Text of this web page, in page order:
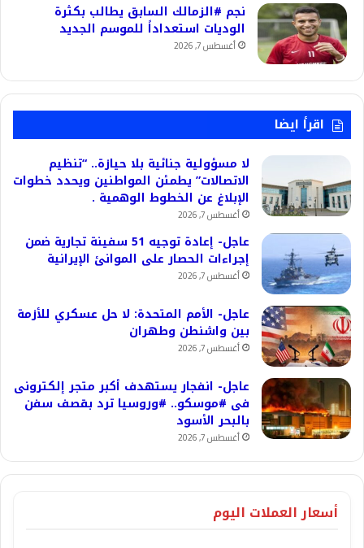
نجم #الزمالك السابق يطالب بكثرة
الوديات استعداداً للموسم الجديد
أغسطس 7, 2026
اقرأ ايضا
لا مسؤولية جنائية بلا حيازة.. “تنظيم
الاتصالات” يطمئن المواطنين ويحدد خطوات
الإبلاغ عن الخطوط الوهمية .
أغسطس 7, 2026
عاجل- إعادة توجيه 51 سفينة تجارية ضمن
إجراءات الحصار على الموانئ الإيرانية
أغسطس 7, 2026
عاجل- الأمم المتحدة: لا حل عسكري للأزمة
بين واشنطن وطهران
أغسطس 7, 2026
عاجل- انفجار يستهدف أكبر متجر إلكترونى
فى #موسكو.. #وروسيا ترد بقصف سفن
بالبحر الأسود
أغسطس 7, 2026
أسعار العملات اليوم